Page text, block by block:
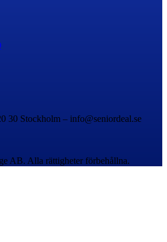
30 Stockholm – info@seniordeal.se
AB. Alla rättigheter förbehållna.